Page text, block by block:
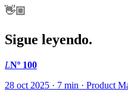
👋🏼
Sigue leyendo.
LNº 100
28 oct 2025 · 7 min · Product